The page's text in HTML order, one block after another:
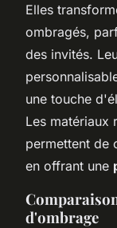
Elles
ombragés,
des invités.
une touche
Les matériaux
permettent de
en offrant une
d'ombrage